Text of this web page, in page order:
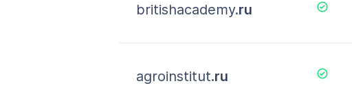
britishacademy.ru
agroinstitut.ru